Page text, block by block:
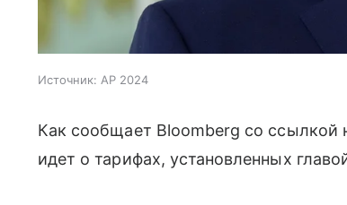
Источник: AP 2024
Как сообщает Bloomberg со ссылкой
идет о тарифах, установленных